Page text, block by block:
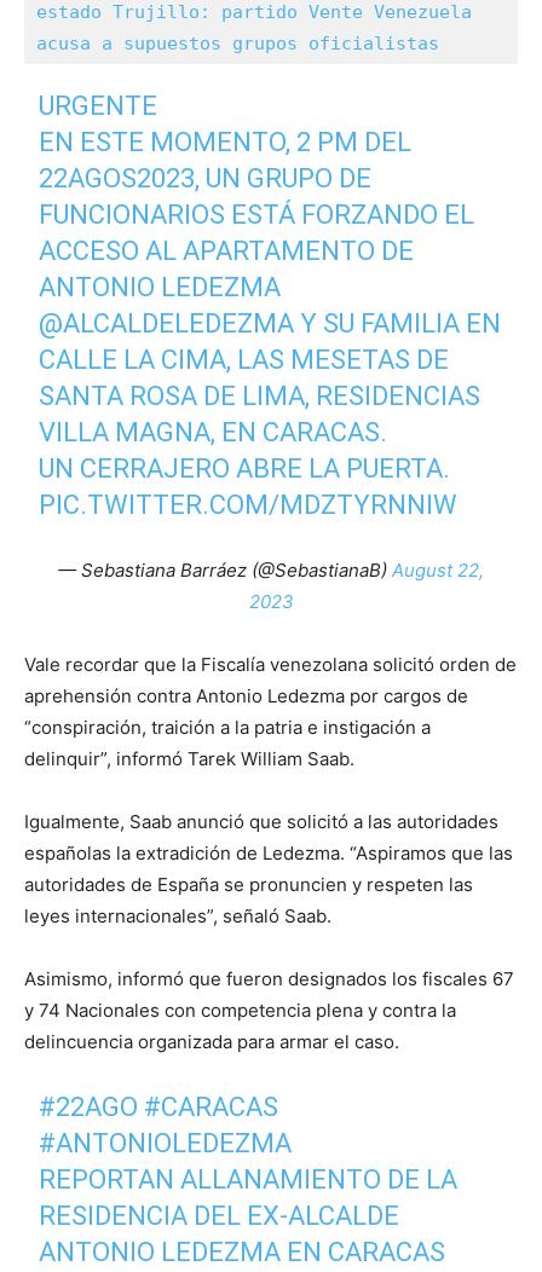
estado Trujillo: partido Vente Venezuela
acusa a supuestos grupos oficialistas
URGENTE
EN ESTE MOMENTO, 2 PM DEL
22AGOS2023, UN GRUPO DE
FUNCIONARIOS ESTÁ FORZANDO EL
ACCESO AL APARTAMENTO DE
ANTONIO LEDEZMA
@ALCALDELEDEZMA Y SU FAMILIA EN
CALLE LA CIMA, LAS MESETAS DE
SANTA ROSA DE LIMA, RESIDENCIAS
VILLA MAGNA, EN CARACAS.
UN CERRAJERO ABRE LA PUERTA.
PIC.TWITTER.COM/MDZTYRNNIW
— Sebastiana Barráez (@SebastianaB) August 22,
2023
Vale recordar que la Fiscalía venezolana solicitó orden de
aprehensión contra Antonio Ledezma por cargos de
“conspiración, traición a la patria e instigación a
delinquir”, informó Tarek William Saab.
Igualmente, Saab anunció que solicitó a las autoridades
españolas la extradición de Ledezma. “Aspiramos que las
autoridades de España se pronuncien y respeten las
leyes internacionales”, señaló Saab.
Asimismo, informó que fueron designados los fiscales 67
y 74 Nacionales con competencia plena y contra la
delincuencia organizada para armar el caso.
#22AGO #CARACAS
#ANTONIOLEDEZMA
REPORTAN ALLANAMIENTO DE LA
RESIDENCIA DEL EX-ALCALDE
ANTONIO LEDEZMA EN CARACAS